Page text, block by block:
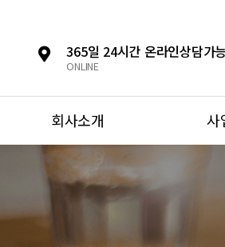
365일 24시간 온라인상담가
ONLINE
회사소개 사